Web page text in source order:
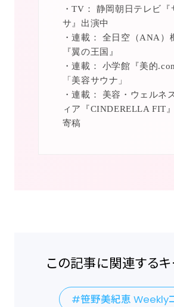
・TV： 静岡朝日テレビ『
サ』出演中
・連載： 全日空（ANA）
『翼の王国』
・連載： 小学館『美的
「美容サウナ」
・連載： 美容・ウェルネ
ィア『CINDERELLA FIT
寄稿
この記事に関連する
笹野美紀恵 Weekly